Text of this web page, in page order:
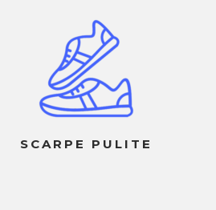
SCARPE PULITE